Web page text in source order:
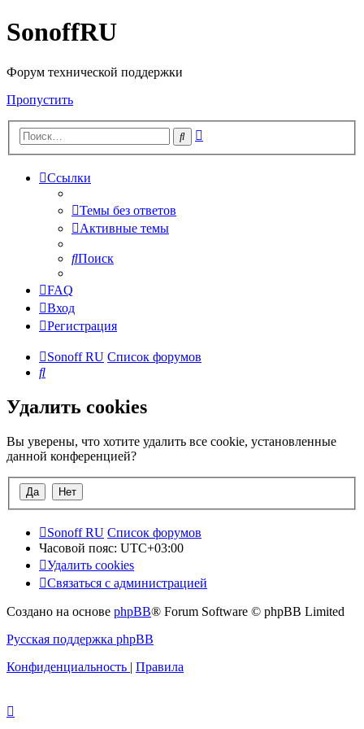
SonoffRU
Форум технической поддержки
Пропустить
Поиск
Ссылки
Темы без ответов
Активные темы
Поиск
FAQ
Вход
Регистрация
Sonoff RU Список форумов
Поиск
Удалить cookies
Вы уверены, что хотите удалить все cookie, установленные
данной конференцией?
Sonoff RU Список форумов
Часовой пояс: UTC+03:00
Удалить cookies
Связаться с администрацией
Создано на основе phpBB® Forum Software © phpBB Limited
Русская поддержка phpBB
Конфиденциальность | Правила